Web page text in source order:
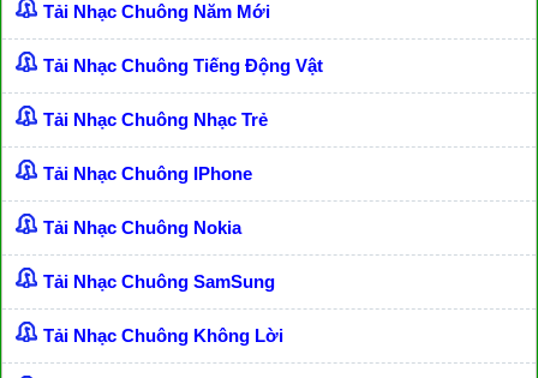
Tải Nhạc Chuông Năm Mới
Tải Nhạc Chuông Tiếng Động Vật
Tải Nhạc Chuông Nhạc Trẻ
Tải Nhạc Chuông IPhone
Tải Nhạc Chuông Nokia
Tải Nhạc Chuông SamSung
Tải Nhạc Chuông Không Lời